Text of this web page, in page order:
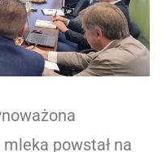
powstał na